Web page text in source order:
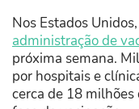
Nos Estados
administração de
próxima semana.
por hospitais e
cerca de 18 milhões